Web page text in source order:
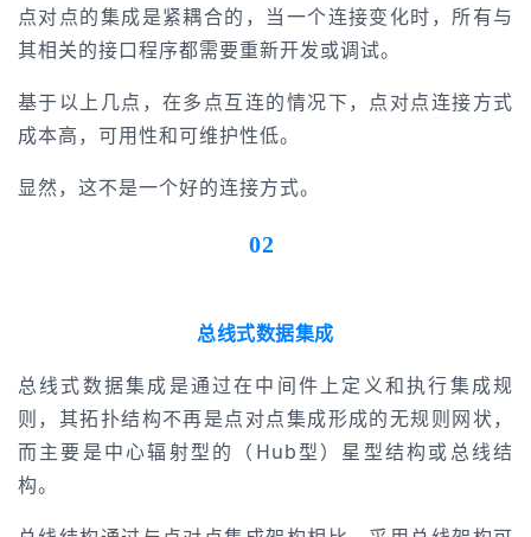
点对点的集成是紧耦合的，当一个连接变化时，所有与
其相关的接口程序都需要重新开发或调试。
基于以上几点，在多点互连的情况下，点对点连接方式
成本高，可用性和可维护性低。
显然，这不是一个好的连接方式。
02
总线式数据集成
总线式数据集成是通过在中间件上定义和执行集成规
则，其拓扑结构不再是点对点集成形成的无规则网状，
而主要是中心辐射型的（Hub型）星型结构或总线结
构。